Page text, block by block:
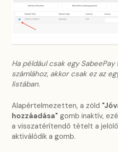
Ha például csak egy
számlához, akkor csak ez az
listában.
Alapértelmezetten, a zöld
hozzáadása" gomb inaktív,
a visszatérítendő tételt a
aktiválódik a gomb.